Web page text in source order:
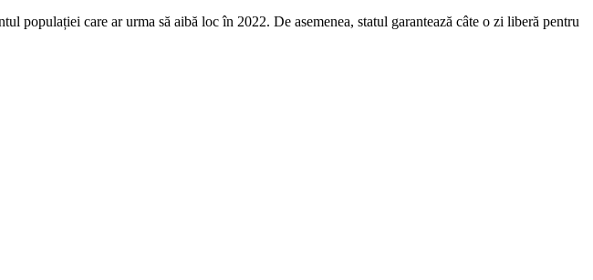
populației care ar urma să aibă loc în 2022. De asemenea, statul garantează câte o zi liberă pentru